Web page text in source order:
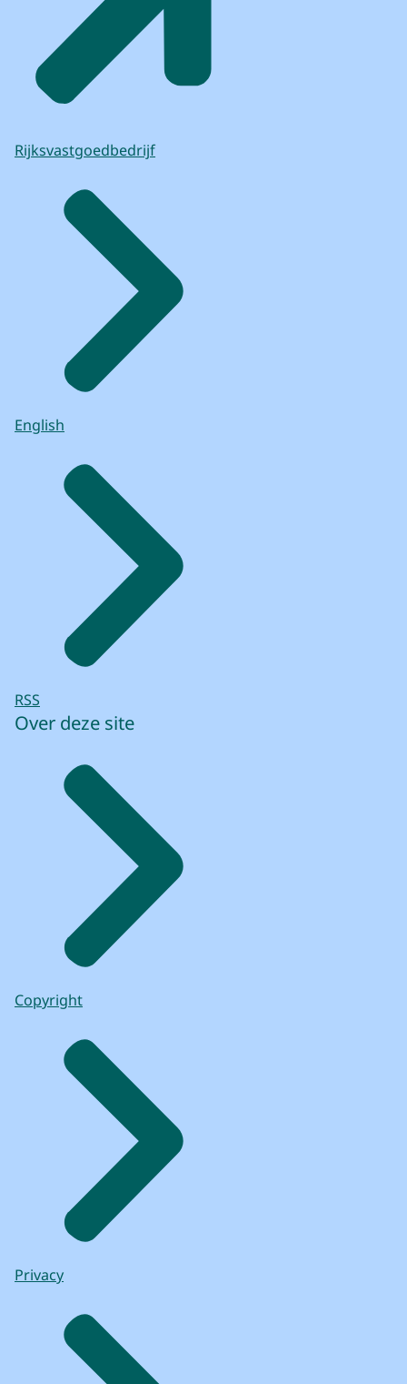
Rijksvastgoedbedrijf
English
RSS
Over deze site
Copyright
Privacy